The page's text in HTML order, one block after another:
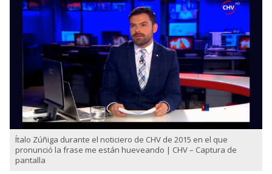
Ítalo Zúñiga durante el noticiero de CHV de 2015 en el que
pronunció la frase me están hueveando | CHV – Captura de
pantalla